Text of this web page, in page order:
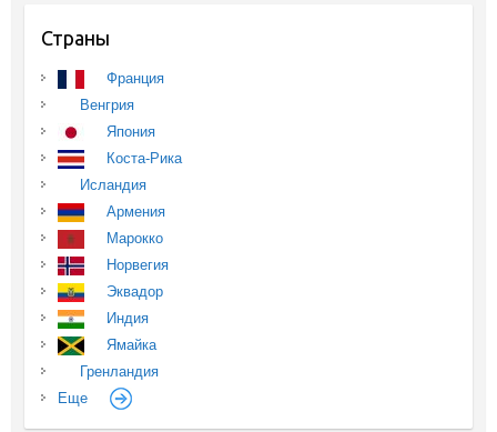
Страны
Франция
Венгрия
Япония
Коста-Рика
Исландия
Армения
Марокко
Норвегия
Эквадор
Индия
Ямайка
Гренландия
Еще